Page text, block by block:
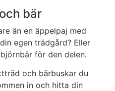
bär
än en äppelpaj med
egen trädgård? Eller
för den delen.
och bärbuskar du
in och hitta din